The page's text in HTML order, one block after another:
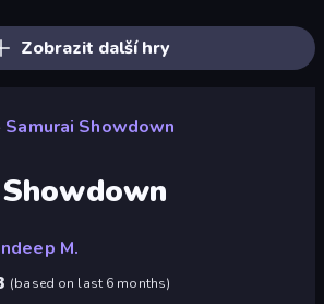
Zobrazit další hry
Samurai Showdown
M.
(based on last 6 months)